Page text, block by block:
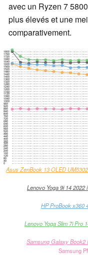
avec un Ryzen 7
plus élevés et une
comparativement.
0
40
80
120
160
200
240
280
320
360
400
440
480
520
560
600
640
680
720
760
800
840
880
920
960
1000
1040
1080
1120
1160
1200
1240
1280
1320
1360
1400
1440
1480
1520
1560
1600
1640
1680
1720
1760
1800
Asus ZenBook 13 OLED
Lenovo Yoga 9i 14 2022
HP ProBook x360
Lenovo Yoga Slim 7i Pro
Samsung Galaxy Book2
Samsung